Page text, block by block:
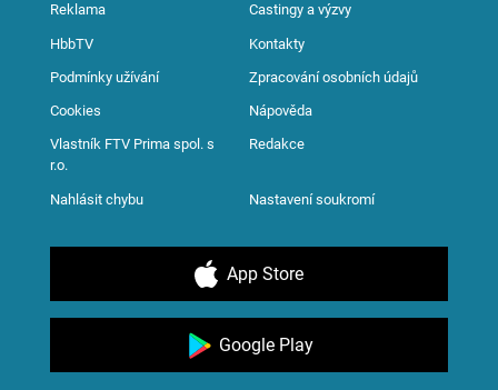
Reklama Castingy a výzvy
HbbTV Kontakty
Podmínky užívání Zpracování osobních údajů
Cookies Nápověda
Vlastník FTV Prima spol. s
r.o.
Redakce
Nahlásit chybu Nastavení soukromí
App Store
Google Play